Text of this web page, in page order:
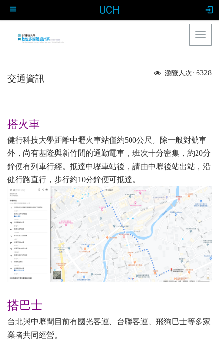
UCH
瀏覽人次: 6328
交通資訊
搭火車
健行科技大學距離中壢火車站僅約500公尺。除一般對號車
外，尚有基隆與新竹間的通勤電車，班次十分密集，約20分
鐘便有列車行經。抵達中壢車站後，請由中壢後站出站，沿
健行路直行，步行約10分鐘便可抵達。
搭巴士
台北與中壢間目前有國光客運、台聯客運、飛狗巴士等多家
業者共同經營。